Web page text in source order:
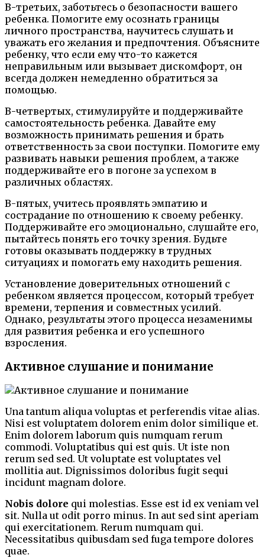
В-третьих, заботьтесь о безопасности вашего
ребенка. Помогите ему осознать границы
личного пространства, научитесь слушать и
уважать его желания и предпочтения. Объясните
ребенку, что если ему что-то кажется
неправильным или вызывает дискомфорт, он
всегда должен немедленно обратиться за
помощью.
В-четвертых, стимулируйте и поддерживайте
самостоятельность ребенка. Давайте ему
возможность принимать решения и брать
ответственность за свои поступки. Помогите ему
развивать навыки решения проблем, а также
поддерживайте его в погоне за успехом в
различных областях.
В-пятых, учитесь проявлять эмпатию и
сострадание по отношению к своему ребенку.
Поддерживайте его эмоционально, слушайте его,
пытайтесь понять его точку зрения. Будьте
готовы оказывать поддержку в трудных
ситуациях и помогать ему находить решения.
Установление доверительных отношений с
ребенком является процессом, который требует
времени, терпения и совместных усилий.
Однако, результаты этого процесса незаменимы
для развития ребенка и его успешного
взросления.
Активное слушание и понимание
Una tantum aliqua voluptas et perferendis vitae alias.
Nisi est voluptatem dolorem enim dolor similique et.
Enim dolorem laborum quis numquam rerum
commodi. Voluptatibus qui est quis. Ut iste non
rerum sed sed. Ut voluptate est voluptates vel
mollitia aut. Dignissimos doloribus fugit sequi
incidunt magnam dolore.
Nobis dolore qui molestias. Esse est id ex veniam vel
sit. Nulla ut odit porro minus. In aut sed sint aperiam
qui exercitationem. Rerum numquam qui.
Necessitatibus quibusdam sed fuga tempore dolores
quae.